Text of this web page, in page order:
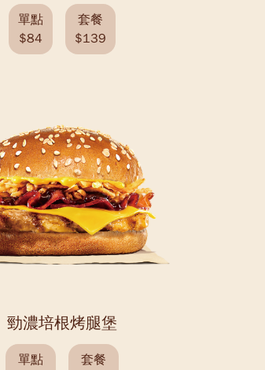
單點
$84
套餐
$139
勁濃培根烤腿堡
單點
套餐